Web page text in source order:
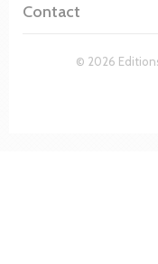
© 2026
Contact